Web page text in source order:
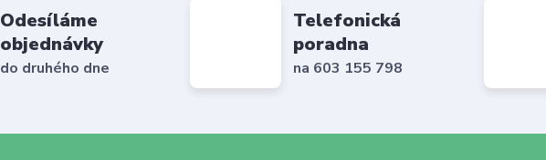
Odesíláme
objednávky
do druhého dne
Telefonická
poradna
na 603 155 798